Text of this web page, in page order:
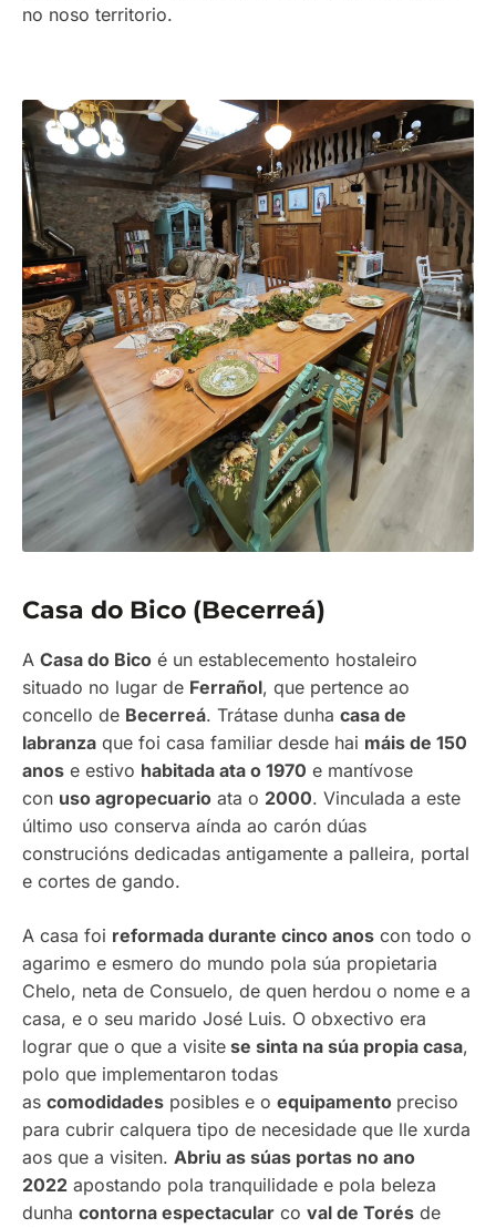
no noso territorio.
Casa do Bico (Becerreá)
A Casa do Bico é un establecemento hostaleiro
situado no lugar de Ferrañol, que pertence ao
concello de Becerreá. Trátase dunha casa de
labranza que foi casa familiar desde hai máis de 150
anos e estivo habitada ata o 1970 e mantívose
con uso agropecuario ata o 2000. Vinculada a este
último uso conserva aínda ao carón dúas
construcións dedicadas antigamente a palleira, portal
e cortes de gando.
A casa foi reformada durante cinco anos con todo o
agarimo e esmero do mundo pola súa propietaria
Chelo, neta de Consuelo, de quen herdou o nome e a
casa, e o seu marido José Luis. O obxectivo era
lograr que o que a visite se sinta na súa propia casa,
polo que implementaron todas
as comodidades posibles e o equipamento preciso
para cubrir calquera tipo de necesidade que lle xurda
aos que a visiten. Abriu as súas portas no ano
2022 apostando pola tranquilidade e pola beleza
dunha contorna espectacular co val de Torés de